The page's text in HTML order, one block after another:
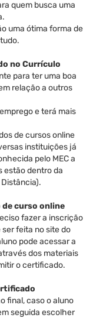
quem busca uma
uma ótima forma de
no Currículo
para ter uma boa
relação a outros
e terá mais
de cursos online
instituições já
pelo MEC a
estão dentro da
curso online
fazer a inscrição
feita no site do
pode acessar a
dos materiais
o certificado.
final, caso o aluno
seguida escolher